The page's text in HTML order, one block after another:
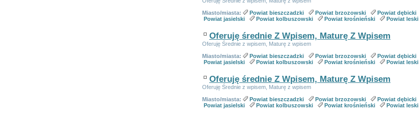
Miasto/miasta:
Powiat bieszczadzki Powiat brzozowski Powiat dębicki
Powiat jasielski
Powiat kolbuszowski Powiat krośnieński Powiat leski
Oferuję średnie Z Wpisem, Maturę Z Wpisem
Oferuję Średnie z wpisem, Maturę z wpisem
Miasto/miasta:
Powiat bieszczadzki Powiat brzozowski Powiat dębicki
Powiat jasielski
Powiat kolbuszowski Powiat krośnieński Powiat leski
Oferuję średnie Z Wpisem, Maturę Z Wpisem
Oferuję Średnie z wpisem, Maturę z wpisem
Miasto/miasta:
Powiat bieszczadzki Powiat brzozowski Powiat dębicki
Powiat jasielski
Powiat kolbuszowski Powiat krośnieński Powiat leski